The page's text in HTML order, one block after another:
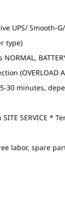
UPS/ Smooth-
type)
(OVERLOAD
30 minutes,
SERVICE *
labor, spare